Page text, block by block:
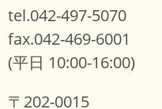
tel.042-497-5070
fax.042-469-6001
(平日 10:00-16:00)
〒202-0015